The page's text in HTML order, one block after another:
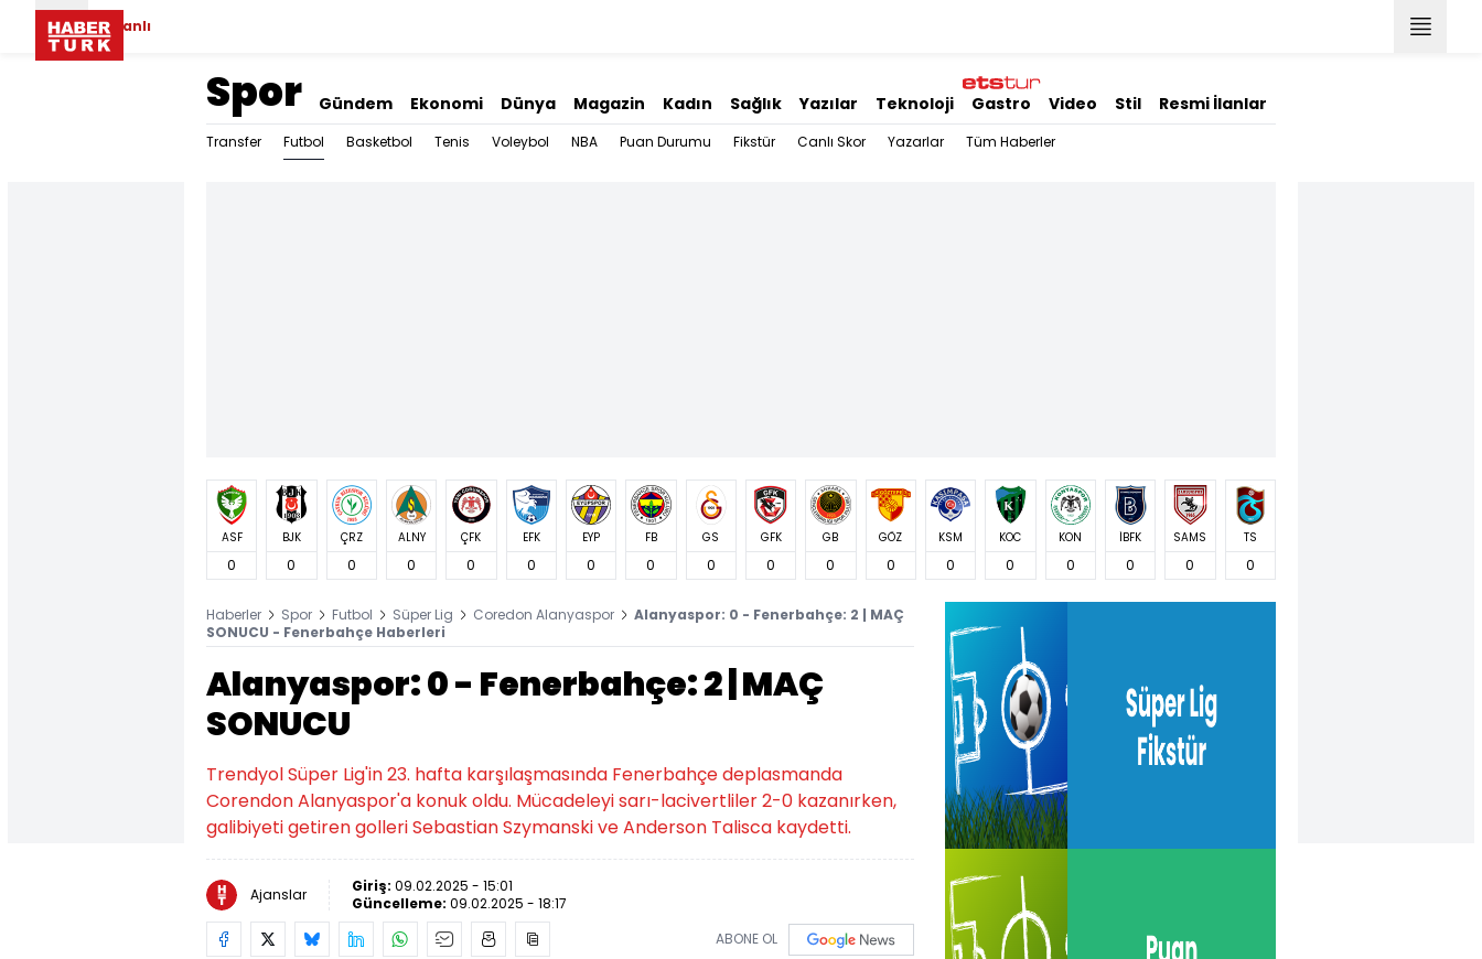
Canlı
Spor Gündem Ekonomi Dünya Magazin Kadın Sağlık Yazılar Teknoloji Gastro Video Stil Resmi İlanlar
Transfer Futbol Basketbol Tenis Voleybol NBA Puan Durumu Fikstür Canlı Skor Yazarlar Tüm Haberler
ASF
0
BJK
0
ÇRZ
0
ALNY
0
ÇFK
0
EFK
0
EYP
0
FB
0
GS
0
GFK
0
GB
0
GÖZ
0
KSM
0
KOC
0
KON
0
İBFK
0
SAMS
0
TS
0
Haberler Spor Futbol Süper Lig Coredon Alanyaspor
Alanyaspor: 0 - Fenerbahçe: 2 | MAÇ
SONUCU - Fenerbahçe Haberleri
Alanyaspor: 0 - Fenerbahçe: 2 | MAÇ
SONUCU
Trendyol Süper Lig'in 23. hafta karşılaşmasında Fenerbahçe deplasmanda
Corendon Alanyaspor'a konuk oldu. Mücadeleyi sarı-lacivertliler 2-0 kazanırken,
galibiyeti getiren golleri Sebastian Szymanski ve Anderson Talisca kaydetti.
Ajanslar Giriş: 09.02.2025 - 15:01
Güncelleme: 09.02.2025 - 18:17
ABONE OL